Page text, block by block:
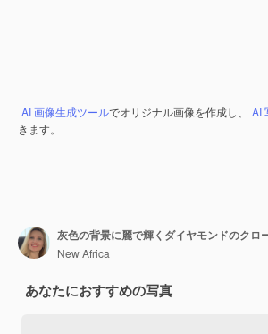
AI 画像生成ツールでオリジナル画像を作成し、 AI
きます。
灰色の背景に麗で輝くダイヤモンドのクロ
New Africa
あなたにおすすめの写真